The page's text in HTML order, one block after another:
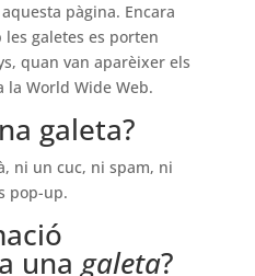
pàgina. Encara
galetes es porten
quan van aparèixer els
la World Wide Web.
galeta?
ni un cuc, ni spam, ni
pop-up.
una galeta?